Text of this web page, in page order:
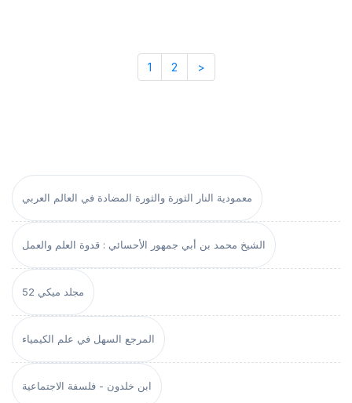
معمودية النار الثورة والثورة المضادة في العالم العربي
الشيخ محمد بن أبي جمهور الأحسائي : قدوة العلم والعمل
مجلد ميكي 52
المرجع السهل في علم الكيمياء
ابن خلدون - فلسفة الاجتماعية
1 2 >